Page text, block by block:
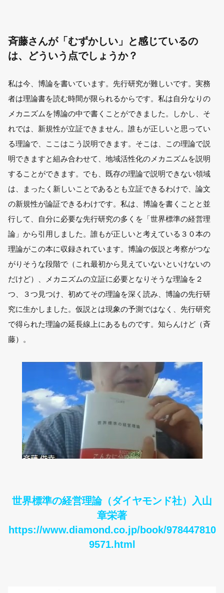
斉藤さんが「むずかしい」と感じているの
は、どういう点でしょうか？
私は今、博論を書いています。先行研究が難しいです。実務
者は理論書を読む時間が限られるからです。私は自分なりの
メカニズムを博論の中で書くことができました。しかし、そ
れでは、新規性が立証できません。誰もが正しいと思ってい
る理論で、ここはこう説明できます。そこは、この理論で説
明できますと組み合わせて、地域活性化のメカニズムを説明
することができます。でも、既存の理論で説明できない領域
は、まったく新しいことであるとも立証できるわけで、論文
の新規性が論証できるわけです。私は、博論を書くことと並
行して、自分に必要な先行研究の多くを「世界標準の経営理
論」から引用しました。誰もが正しいと考えている３０本の
理論がこの本に収録されています。博論の仮説と考察がつな
がりそうな段階で（これ最初から見えていないといけないの
だけど）、メカニズムの立証に必要となりそうな理論を２
つ、３つ見つけ、初めてその理論を深く読み、博論の先行研
究に生かしました。仮説とは現象の予測ではなく、先行研究
で得られた理論の延長線上にあるものです。知らんけど（斉
藤）。
世界標準の経営理論（ダイヤモンド社）入山
章栄著
https://www.diamond.co.jp/book/978447810
9571.html